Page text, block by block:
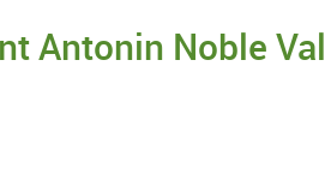
Antonin Noble Val